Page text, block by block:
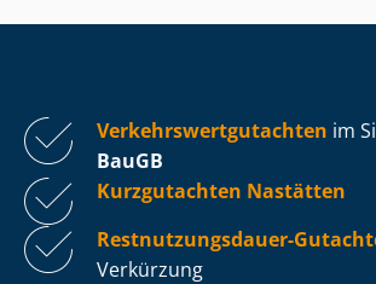
Ver­kehrs­wert­gut­ach­ten im
BauGB
Kurzgutachten Nastätten
Rest­nut­zungs­dau­er-
Verkürzung